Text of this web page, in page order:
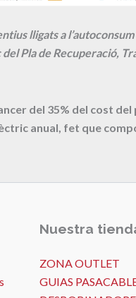
lligats a
Pla de Recuperació,
del 35% del cost
anual, fet que
Nuestra
ZONA OUTLET
GUIAS